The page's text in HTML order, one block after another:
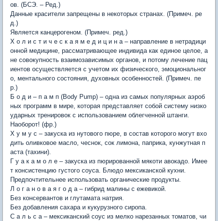
ов. (БСЭ. – Ред.)
Данные красители запрещены в некоторых странах. (Примеч. ре
д.)
Является канцерогеном. (Примеч. ред.)
Х о л и с т и ч е с к а я м е д и ц и н а – направление в нетрадици
онной медицине, рассматривающее индивида как единое целое, а
не совокупность взаимозависимых органов, и потому лечение пац
иентов осуществляется с учетом их физического, эмоциональног
о, ментального состояния, духовных особенностей. (Примеч. пе
р.)
Б о д и – п а м п (Body Pump) – одна из самых популярных аэроб
ных программ в мире, которая представляет собой систему низко
ударных тренировок с использованием облегченной штанги.
Наоборот! (фр.)
Х у м у с – закуска из нутового пюре, в состав которого могут вхо
дить оливковое масло, чеснок, сок лимона, паприка, кунжутная п
аста (тахини).
Г у а к а м о л е – закуска из пюрированной мякоти авокадо. Имее
т консистенцию густого соуса. Блюдо мексиканской кухни.
Предпочтительнее использовать органические продукты.
Л о г а н о в а я г о д а – гибрид малины с ежевикой.
Без консервантов и глутамата натрия.
Без добавления сахара и кукурузного сиропа.
С а л ь с а – мексиканский соус из мелко нарезанных томатов, чи